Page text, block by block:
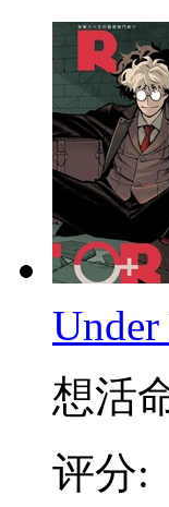
想活
评分: